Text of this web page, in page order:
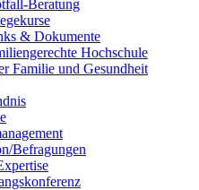
Beratung
& Dokumente
Hochschule
Familie und Gesundheit
Befragungen